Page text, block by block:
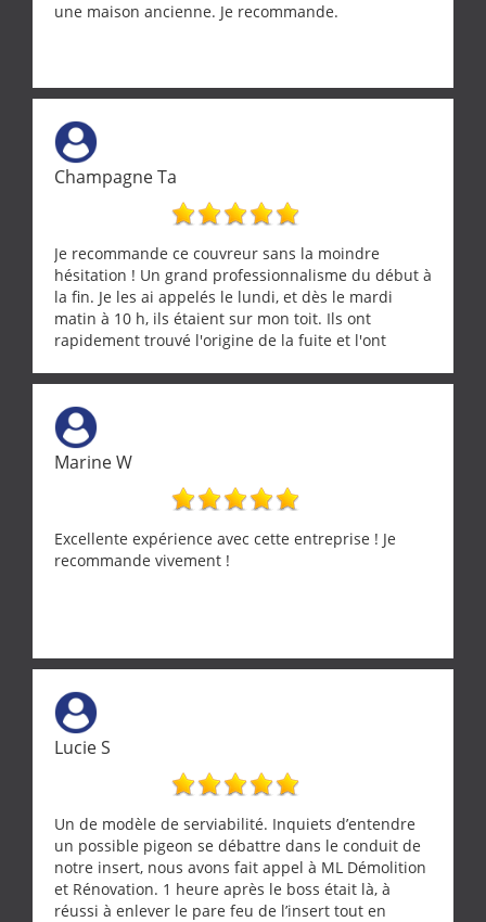
une maison ancienne. Je recommande.
Champagne Ta
Je recommande ce couvreur sans la moindre
hésitation ! Un grand professionnalisme du début à
la fin. Je les ai appelés le lundi, et dès le mardi
matin à 10 h, ils étaient sur mon toit. Ils ont
rapidement trouvé l'origine de la fuite et l'ont
Une équipe sérieuse, réactive et compétente. C'est
vraiment rassurant de pouvoir compter sur des
artisans aussi professionnels. Merci encore !
Marine W
Excellente expérience avec cette entreprise ! Je
recommande vivement !
Lucie S
Un de modèle de serviabilité. Inquiets d’entendre
un possible pigeon se débattre dans le conduit de
notre insert, nous avons fait appel à ML Démolition
et Rénovation. 1 heure après le boss était là, à
réussi à enlever le pare feu de l’insert tout en